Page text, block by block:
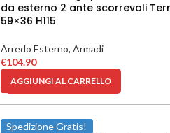
da esterno 2 ante scorrevoli
59×36 H115
Arredo Esterno, Armadi
€104.90
AGGIUNGI AL CARRELLO
Spedizione Gratis!